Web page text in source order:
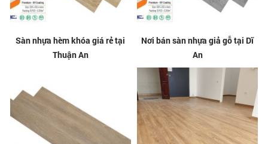
Sàn nhựa hèm khóa giá rẻ tại
Thuận An
Nơi bán sàn nhựa giả gỗ tại Dĩ
An